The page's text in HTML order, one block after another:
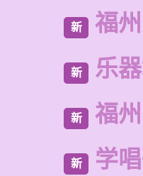
新 福
新 乐
新 福
新 学